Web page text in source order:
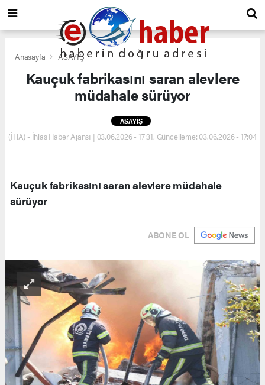
Anasayfa ASAYİŞ
Kauçuk fabrikasını saran alevlere
müdahale sürüyor
ASAYİŞ
(İHA) - İhlas Haber Ajansı | 03.06.2026 - 17:31, Güncelleme: 03.06.2026 - 17:04
Kauçuk fabrikasını saran alevlere müdahale
sürüyor
ABONE OL